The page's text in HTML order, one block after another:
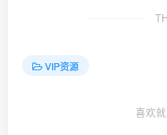
VIP资源
喜欢